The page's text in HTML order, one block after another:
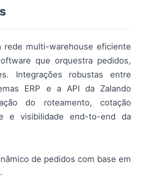
rede multi-warehouse eficiente
que orquestra pedidos,
Integrações robustas entre
ERP e a API da Zalando
do roteamento, cotação
e visibilidade end-to-end da
de pedidos com base em